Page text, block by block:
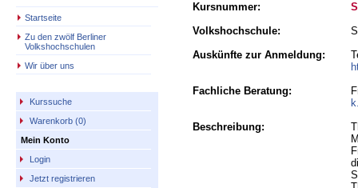
Startseite
Zu den zwölf Berliner
Volkshochschulen
Wir über uns
Kurssuche
Warenkorb (0)
Mein Konto
Login
Jetzt registrieren
Kursnummer:
Volkshochschule:
Auskünfte zur Anmeldung:
Fachliche Beratung:
Beschreibung: